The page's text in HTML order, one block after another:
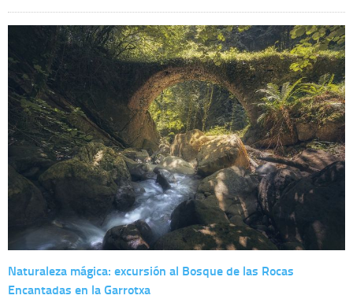
Naturaleza mágica: excursión al Bosque de las Rocas
Encantadas en la Garrotxa